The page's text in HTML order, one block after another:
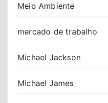
Meio Ambiente
mercado de trabalho
Michael Jackson
Michael James